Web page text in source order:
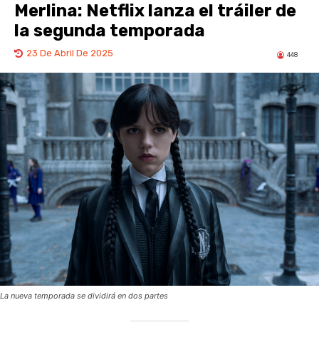
Merlina: Netflix lanza el tráiler de
la segunda temporada
23 De Abril De 2025 448
La nueva temporada se dividirá en dos partes